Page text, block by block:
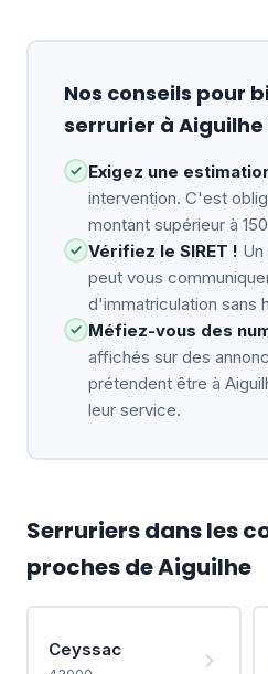
Nos conseils pour
serrurier à Aiguilhe
Exigez une
intervention. C'est
montant supérieur à
Vérifiez le SIRET !
peut vous
d'immatriculation sans
Méfiez-vous des
affichés sur des
prétendent être à
leur service.
Serruriers dans les
proches de Aiguilhe
Ceyssac